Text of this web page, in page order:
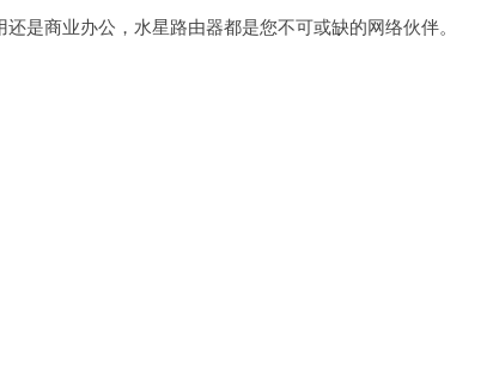
是商业办公，水星路由器都是您不可或缺的网络伙伴。